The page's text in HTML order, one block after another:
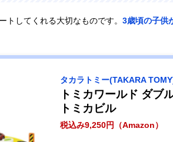
トしてくれる大切なものです。 3歳頃の子供
タカラトミー(TAKARA
トミカワールド ダブ
トミカビル
税込み9,250円（Amazon）